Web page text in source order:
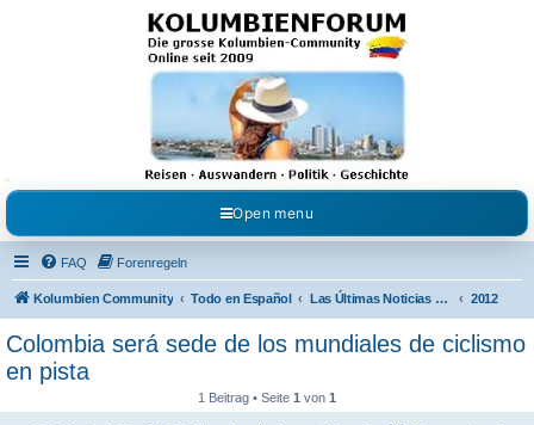
Kolumbienforum - Das
grosse Forum der
Freunde Kolumbiens
Reisen, Auswandern, Kultur, Politik, Geschichte und Visum in Kolumbien und Venezuela.
Austausch, Erfahrungen und Gemeinschaft im Kolumbienforum
Open menu
FAQ Forenregeln
Kolumbien Community Todo en Español Las Últimas Noticias en Español 2012
Colombia será sede de los mundiales de ciclismo
en pista
1 Beitrag • Seite 1 von 1